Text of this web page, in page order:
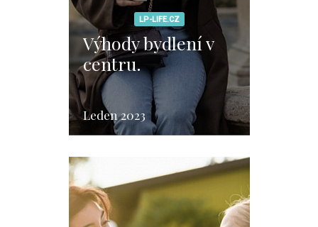
LP-LIFE.CZ
Výhody bydlení v
centru.
Leden 2023